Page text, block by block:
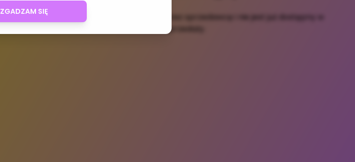
Ten produkt został wycofany przez sprzedawcę i nie jest już dostępny w
sprzedaży.
ZGADZAM SIĘ